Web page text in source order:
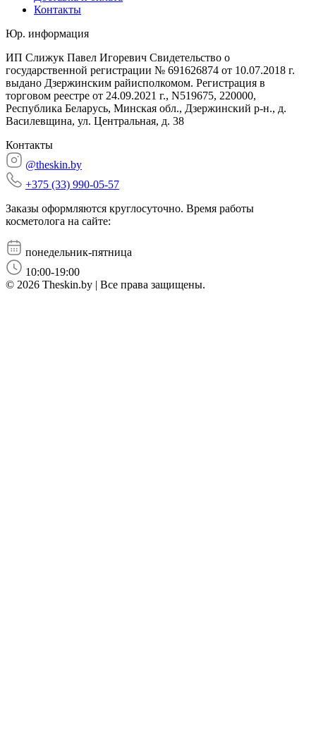
Контакты
Юр. информация
ИП Слижук Павел Игоревич Свидетельство о
государственной регистрации № 691626874 от 10.07.2018 г.
выдано Дзержинским райисполкомом. Регистрация в
торговом реестре от 24.09.2021 г., N519675, 220000,
Республика Беларусь, Минская обл., Дзержинский р-н., д.
Василевщина, ул. Центральная, д. 38
Контакты
@theskin.by
+375 (33) 990-05-57
Заказы оформляются круглосуточно. Время работы
косметолога на сайте:
понедельник-пятница
10:00-19:00
© 2026 Theskin.by | Все права защищены.